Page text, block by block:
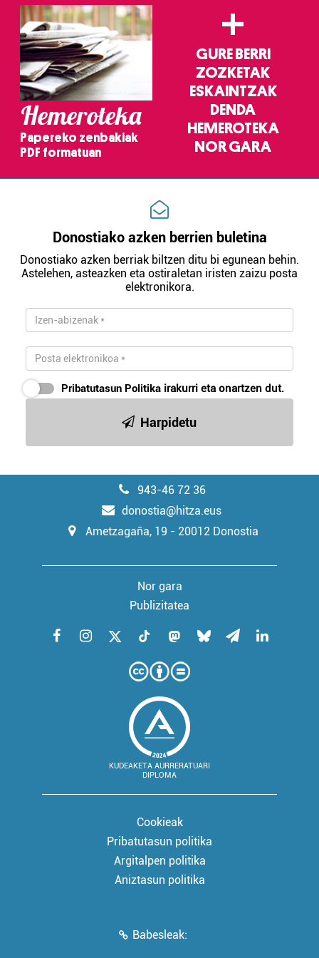
Webgune honek cookie propioak eta hirugarrenen cookie-
fitxategiak erabiltzen ditu. Zure esperientzia eta
zerbitzuak hobetzeko asmoz, cookie teknologiaz
baliatzen gara. Ohar hau onartuz gero, teknologia hori
erabiltzeko baimen esplizitua ematen diguzu.Gehiago
irakurri
Hemeroteka
Papereko zenbakiak
PDF formatuan
+
GURE BERRI
ZOZKETAK
ESKAINTZAK
DENDA
HEMEROTEKA
NOR GARA
Donostiako azken berrien buletina
Donostiako azken berriak biltzen ditu bi egunean behin.
Astelehen, asteazken eta ostiraletan iristen zaizu posta
elektronikora.
Pribatutasun Politika irakurri eta onartzen dut.
Harpidetu
943-46 72 36
donostia@hitza.eus
Ametzagaña, 19 - 20012 Donostia
Nor gara
Publizitatea
KUDEAKETA AURRERATUARI
DIPLOMA
Cookieak
Pribatutasun politika
Argitalpen politika
Aniztasun politika
Babesleak: